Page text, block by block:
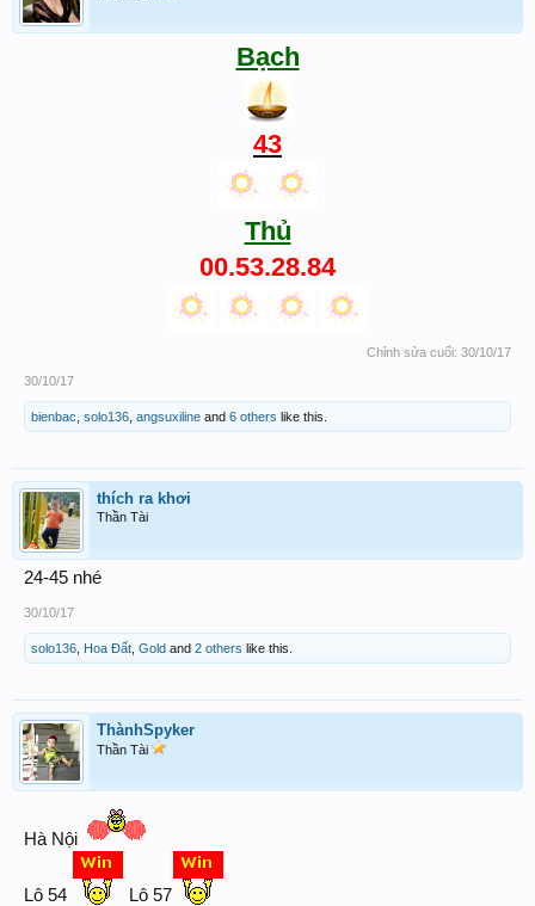
Bạch
43
Thủ
00.53.28.84
Chỉnh sửa cuối: 30/10/17
30/10/17
bienbac solo136 angsuxiline and 6 others like this.
thích ra khơi
Thần Tài
24-45 nhé
30/10/17
solo136 Hoa Đất Gold and 2 others like this.
ThànhSpyker
Thần Tài
Hà Nội
Lô 54 Lô 57